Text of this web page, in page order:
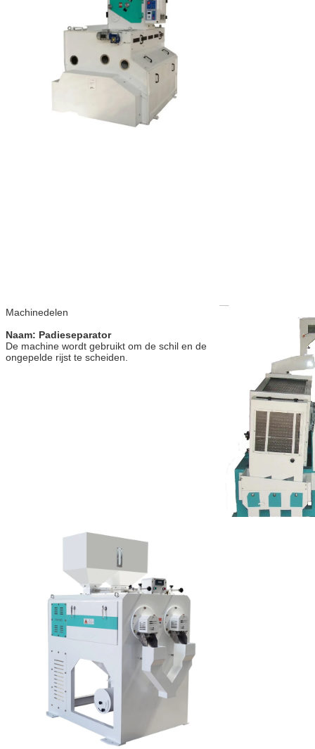
Machinedelen
Naam: Padieseparator
De machine wordt gebruikt om de schil en de
ongepelde rijst te scheiden.